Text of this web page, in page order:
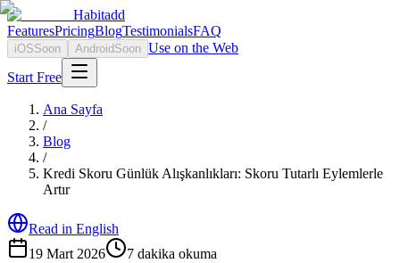
Habitadd
FeaturesPricingBlogTestimonialsFAQ
iOSSoon Android Soon Use on the Web
Start Free
Ana Sayfa
/
Blog
/
Kredi Skoru Günlük Alışkanlıkları: Skoru Tutarlı Eylemlerle
Artır
Read in English
19 Mart 2026
7 dakika okuma